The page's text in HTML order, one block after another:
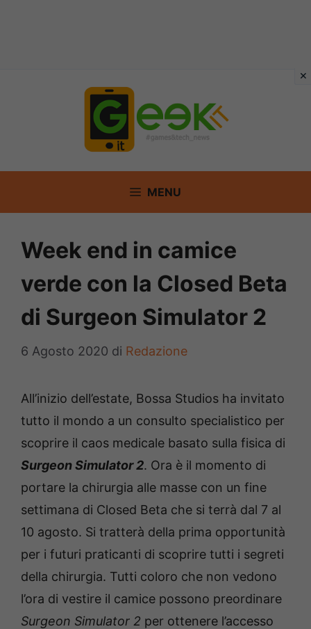
MENU
Week end in camice
verde con la Closed Beta
di Surgeon Simulator 2
6 Agosto 2020 di Redazione
All’inizio dell’estate, Bossa Studios ha invitato
tutto il mondo a un consulto specialistico per
scoprire il caos medicale basato sulla fisica di
Surgeon Simulator 2. Ora è il momento di
portare la chirurgia alle masse con un fine
settimana di Closed Beta che si terrà dal 7 al
10 agosto. Si tratterà della prima opportunità
per i futuri praticanti di scoprire tutti i segreti
della chirurgia. Tutti coloro che non vedono
l’ora di vestire il camice possono preordinare
Surgeon Simulator 2 per ottenere l’accesso